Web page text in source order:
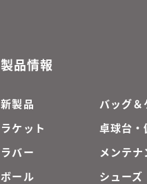
製品情報
新製品
バッグ＆
ラケット
卓球台・
ラバー
メンテナ
ボール
シューズ